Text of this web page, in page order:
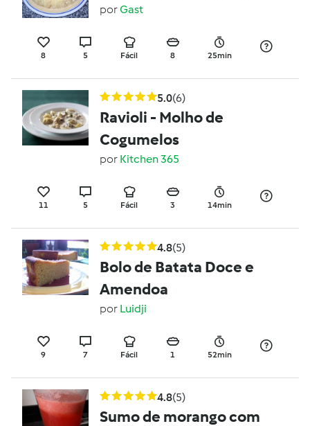
porGast
8 5 Fácil 8 25min
5.0(6)
Ravioli - Molho de
Cogumelos
por Kitchen 365
11 5 Fácil 3 14min
4.8(5)
Bolo de Batata Doce e
Amendoa
por Luidji
9 7 Fácil 1 52min
4.8(5)
Sumo de morango com